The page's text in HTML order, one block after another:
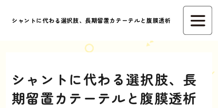
シャントに代わる選択肢、長期留置カテーテルと腹膜透析
シャントに代わる選択肢、長
期留置カテーテルと腹膜透析